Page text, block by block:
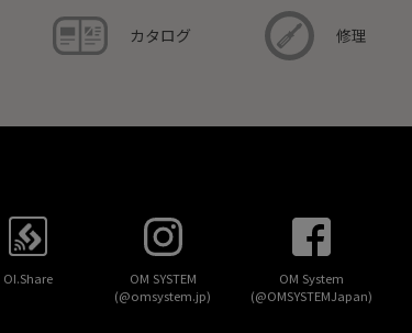
カタログ 修理
OI.Share
OM SYSTEM
(@omsystem.jp)
OM System
(@OMSYSTEMJapan)